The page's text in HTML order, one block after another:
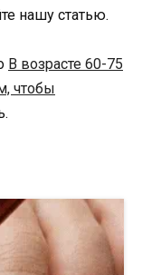
нашу статью.
В возрасте 60-75
чтобы